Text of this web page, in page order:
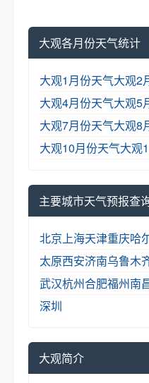
大观各月份天气统计
大观1月份天气大观2
大观4月份天气大观5
大观7月份天气大观8
大观10月份天气大观
主要城市天气预报查
北京 上海天津重庆哈
太原西安济南乌鲁木
武汉杭州合肥福州南
深圳
大观简介